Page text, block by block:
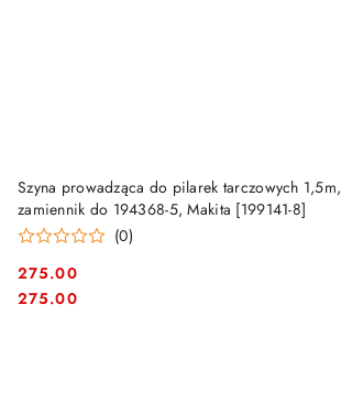
Szyna prowadząca do pilarek tarczowych 1,5m,
zamiennik do 194368-5, Makita [199141-8]
(0)
Cena:
275.00
Cena:
275.00
DO KOSZYKA